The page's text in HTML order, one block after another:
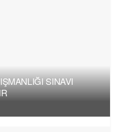
SINAVI